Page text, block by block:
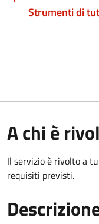
Strumenti di
A chi è
Il servizio è rivolto a
requisiti previsti.